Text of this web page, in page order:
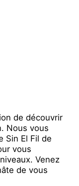
de découvrir
Nous vous
Sin El Fil de
vous
Venez
de vous